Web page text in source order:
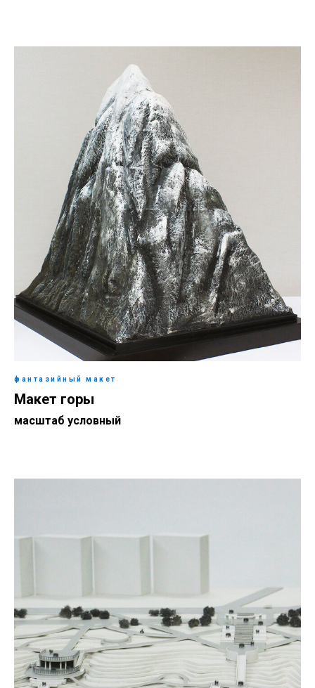
фантазийный макет
Макет горы
масштаб условный